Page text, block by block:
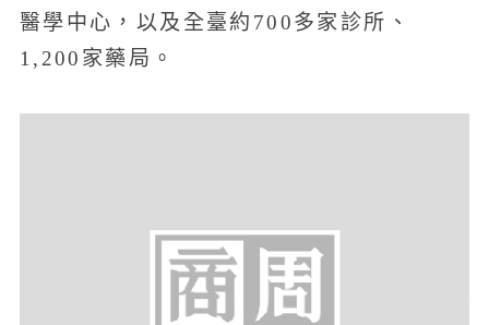
醫學中心，以及全臺約700多家診所、
1,200家藥局。